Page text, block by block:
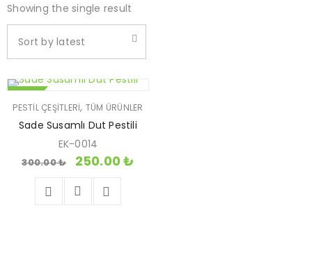
Showing the single result
Sort by latest
PESTIL ÇEŞITLERI, TÜM ÜRÜNLER
Sade Susamlı Dut Pestili
EK-0014
300.00₺ 250.00₺